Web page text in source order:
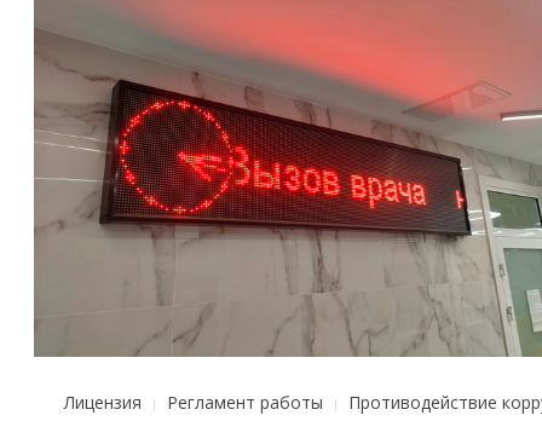
Лицензия Регламент работы Противодействие